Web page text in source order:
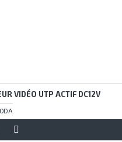
VIDÉO UTP ACTIF DC12V